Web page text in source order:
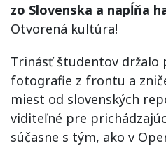
zo Slovenska a napĺňa
Otvorená kultúra!
Trinásť študentov držalo
fotografie z frontu a
miest od slovenských
viditeľné pre
súčasne s tým, ako v